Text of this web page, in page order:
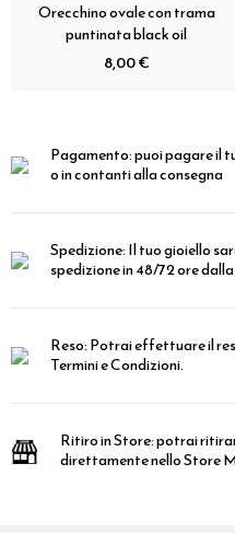
Orecchino ovale con trama
puntinata black oil
8,00 €
Pagamento:puoi pagare il
o in contanti alla consegna
Spedizione:Il tuo gioiello
spedizione in 48/72 ore
Reso:Potrai effettuare il
Termini e Condizioni.
Ritiro in Store:potrai
direttamente nello Store